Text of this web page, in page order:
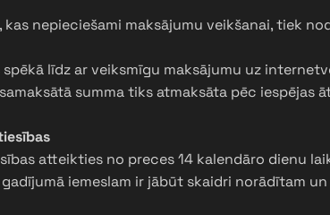
kas nepieciešami maksājumu veikšanai, tiek
spēkā līdz ar veiksmīgu maksājumu uz
summa tiks atmaksāta pēc iespējas
atteikties no preces 14 kalendāro dienu
iemeslam ir jābūt skaidri norādītam